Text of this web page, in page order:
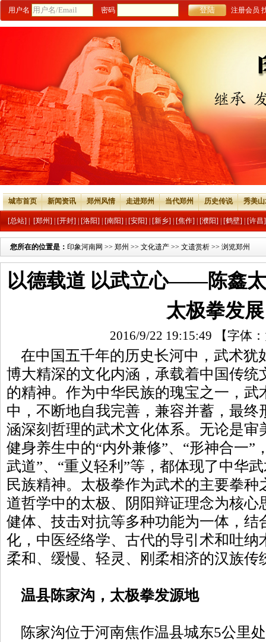
用户名 密码 注册会员
城市首页 新闻资讯 郑州风情 走进郑州 当代郑州 历史传说 秀美
[总站] [郑州] [开封] [洛阳] [南阳] [安阳] [新乡] [焦作] [濮阳] [鹤壁] [许昌]
您所在的位置是： 印象河南网 >> 郑州 >> 文化遗产 >> 文遗赏析 >> 浏览郑州
以德载道 以武立心——陈鑫
太极拳发展
2016/9/22 19:15:49 【字体：
在中国五千年的历史长河中，武术犹
博大精深的文化内涵，承载着中国传统
的精神。作为中华民族的瑰宝之一，武
中，不断地自我完善，兼容并蓄，最终
涵深刻哲理的武术文化体系。无论是审
健身养生中的“内外兼修”、“形神合一”
武道”、“重义轻利”等，都体现了中华
民族精神。太极拳作为武术的主要拳
道哲学中的太极、阴阳辩证理念为核心
健体、技击对抗等多种功能为一体，结
化，中医经络学、古代的导引术和吐纳
柔和、缓慢、轻灵、刚柔相济的汉族传
温县陈家沟，太极拳发源地
陈家沟位于河南焦作温县城东5公里